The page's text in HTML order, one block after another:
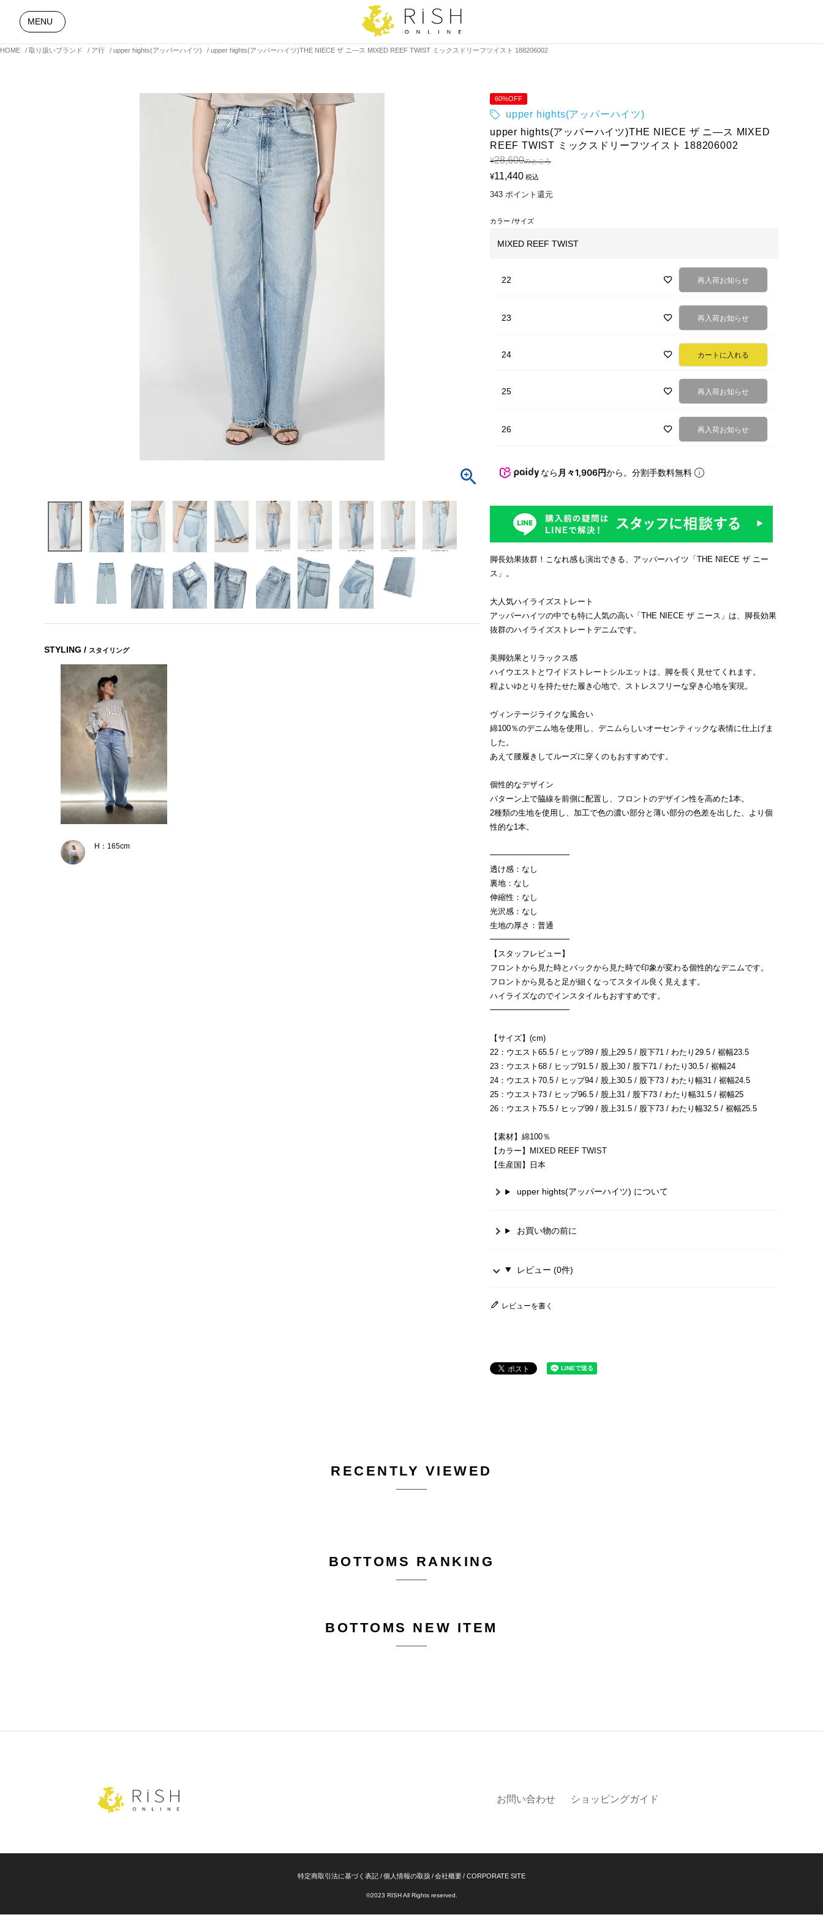
HOME 取り扱いブランド ア行 upper hights(アッパーハイツ) upper hights(アッパーハイツ)THE NIECE ザ ニ―ス MIXED REEF TWIST ミックスドリーフツイスト 188206002
MENU
STYLING / スタイリング
H：165cm
60%OFF
upper hights(アッパーハイツ)
upper hights(アッパーハイツ)THE NIECE ザ ニ―ス MIXED
REEF TWIST ミックスドリーフツイスト 188206002
¥28,600のところ
¥11,440 税込
343 ポイント還元
カラー サイズ
MIXED REEF TWIST
22 再入荷お知らせ
23 再入荷お知らせ
24 カートに入れる
25 再入荷お知らせ
26 再入荷お知らせ
なら 月々1,906円から。分割手数料無料
脚長効果抜群！こなれ感も演出できる、アッパーハイツ「THE NIECE ザ ニー
ス」。
大人気ハイライズストレート
アッパーハイツの中でも特に人気の高い「THE NIECE ザ ニース」は、脚長効果
抜群のハイライズストレートデニムです。
美脚効果とリラックス感
ハイウエストとワイドストレートシルエットは、脚を長く見せてくれます。
程よいゆとりを持たせた履き心地で、ストレスフリーな穿き心地を実現。
ヴィンテージライクな風合い
綿100％のデニム地を使用し、デニムらしいオーセンティックな表情に仕上げま
した。
あえて腰履きしてルーズに穿くのもおすすめです。
個性的なデザイン
パターン上で脇線を前側に配置し、フロントのデザイン性を高めた1本。
2種類の生地を使用し、加工で色の濃い部分と薄い部分の色差を出した、より個
性的な1本。
━━━━━━━━━━
透け感：なし
裏地：なし
伸縮性：なし
光沢感：なし
生地の厚さ：普通
━━━━━━━━━━
【スタッフレビュー】
フロントから見た時とバックから見た時で印象が変わる個性的なデニムです。
フロントから見ると足が細くなってスタイル良く見えます。
ハイライズなのでインスタイルもおすすめです。
━━━━━━━━━━
【サイズ】(cm)
22：ウエスト65.5 / ヒップ89 / 股上29.5 / 股下71 / わたり29.5 / 裾幅23.5
23：ウエスト68 / ヒップ91.5 / 股上30 / 股下71 / わたり30.5 / 裾幅24
24：ウエスト70.5 / ヒップ94 / 股上30.5 / 股下73 / わたり幅31 / 裾幅24.5
25：ウエスト73 / ヒップ96.5 / 股上31 / 股下73 / わたり幅31.5 / 裾幅25
26：ウエスト75.5 / ヒップ99 / 股上31.5 / 股下73 / わたり幅32.5 / 裾幅25.5
【素材】綿100％
【カラー】MIXED REEF TWIST
【生産国】日本
upper hights(アッパーハイツ) について
お買い物の前に
レビュー (0件)
レビューを書く
RECENTLY VIEWED
BOTTOMS RANKING
BOTTOMS NEW ITEM
お問い合わせ ショッピングガイド
特定商取引法に基づく表記 個人情報の取扱 会社概要 CORPORATE SITE
©2023 RISH All Rights reserved.